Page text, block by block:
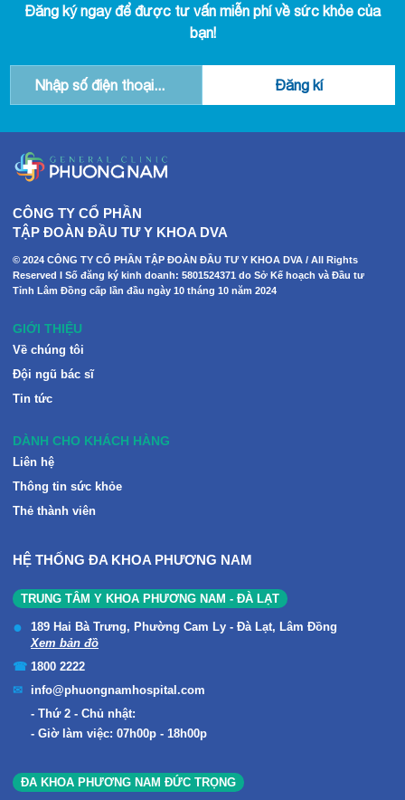
Đăng ký ngay để được tư vấn miễn phí về sức khỏe của
bạn!
CÔNG TY CỔ PHẦN
TẬP ĐOÀN ĐẦU TƯ Y KHOA DVA
© 2024 CÔNG TY CỔ PHẦN TẬP ĐOÀN ĐẦU TƯ Y KHOA DVA / All Rights
Reserved I Số đăng ký kinh doanh: 5801524371 do Sở Kế hoạch và Đầu tư
Tỉnh Lâm Đồng cấp lần đầu ngày 10 tháng 10 năm 2024
GIỚI THIỆU
Về chúng tôi
Đội ngũ bác sĩ
Tin tức
DÀNH CHO KHÁCH HÀNG
Liên hệ
Thông tin sức khỏe
Thẻ thành viên
HỆ THỐNG ĐA KHOA PHƯƠNG NAM
TRUNG TÂM Y KHOA PHƯƠNG NAM - ĐÀ LẠT
189 Hai Bà Trưng, Phường Cam Ly - Đà Lạt, Lâm Đồng
Xem bản đồ
1800 2222
info@phuongnamhospital.com
Thứ 2 - Chủ nhật:
Giờ làm việc: 07h00p - 18h00p
ĐA KHOA PHƯƠNG NAM ĐỨC TRỌNG